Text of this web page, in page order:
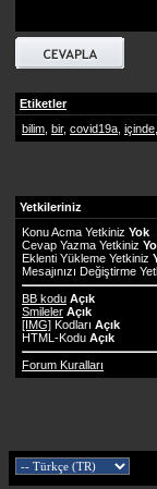
Etiketler
bilim bir, covid19a içinde
Yetkileriniz
Konu Acma Yetkiniz Yok
Cevap Yazma Yetkiniz
Eklenti Yükleme Yetkiniz
Mesajınızı Değiştirme
BB kodu Açık
Smileler Açık
[IMG] Kodları Açık
HTML-Kodu Açık
Forum Kuralları